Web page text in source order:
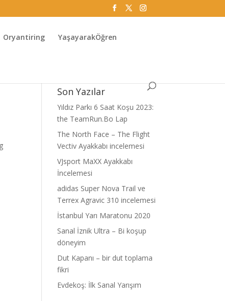
Oryantiring YaşayarakÖğren
Son Yazılar
Yıldız Parkı 6 Saat Koşu 2023:
the TeamRun.Bo Lap
The North Face – The Flight
Vectiv Ayakkabı incelemesi
VJsport MaXX Ayakkabı
İncelemesi
adidas Super Nova Trail ve
Terrex Agravic 310 incelemesi
İstanbul Yarı Maratonu 2020
Sanal İznik Ultra – Bi koşup
döneyim
Dut Kapanı – bir dut toplama
fikri
Evdekoş: İlk Sanal Yarışım